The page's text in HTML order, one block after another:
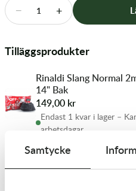
Samtycke
Variatordelar
− 1 +
Tilläggsprodukter
Rinaldi Slang Normal
14" Bak
149,00 kr
Endast 1 kvar i lager –
arbetsdagar